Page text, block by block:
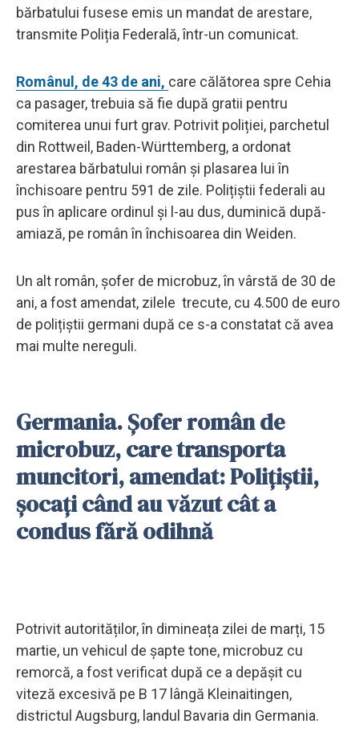
bărbatului fusese emis un mandat de arestare,
transmite Poliția Federală, într-un comunicat.
Românul, de 43 de ani, care călătorea spre Cehia
ca pasager, trebuia să fie după gratii pentru
comiterea unui furt grav. Potrivit poliției, parchetul
din Rottweil, Baden-Württemberg, a ordonat
arestarea bărbatului român și plasarea lui în
închisoare pentru 591 de zile. Polițiștii federali au
pus în aplicare ordinul și l-au dus, duminică după-
amiază, pe român în închisoarea din Weiden.
Un alt român, șofer de microbuz, în vârstă de 30 de
ani, a fost amendat, zilele trecute, cu 4.500 de euro
de polițiștii germani după ce s-a constatat că avea
mai multe nereguli.
Germania. Șofer român de
microbuz, care transporta
muncitori, amendat: Polițiștii,
șocați când au văzut cât a
condus fără odihnă
Potrivit autorităților, în dimineața zilei de marți, 15
martie, un vehicul de șapte tone, microbuz cu
remorcă, a fost verificat după ce a depășit cu
viteză excesivă pe B 17 lângă Kleinaitingen,
districtul Augsburg, landul Bavaria din Germania.